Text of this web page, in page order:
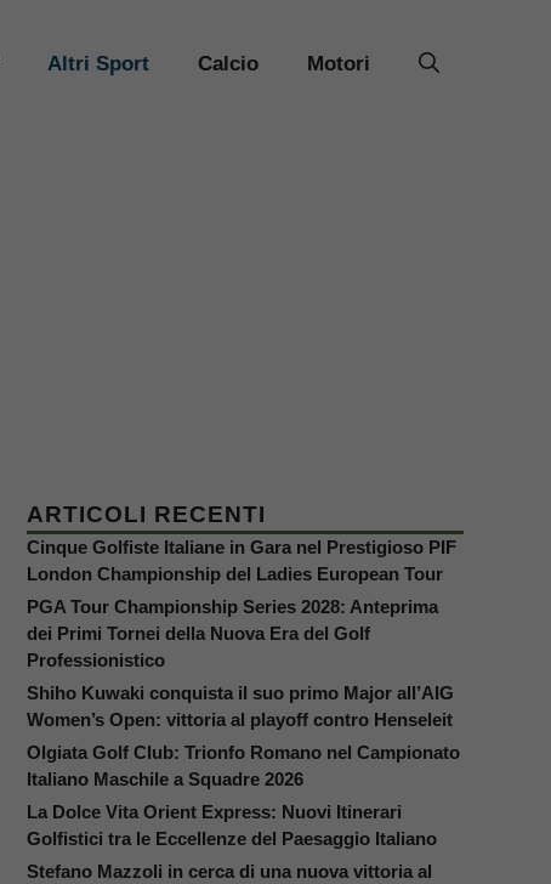
Altri Sport Calcio Motori
ARTICOLI RECENTI
Cinque Golfiste Italiane in Gara nel Prestigioso PIF
London Championship del Ladies European Tour
PGA Tour Championship Series 2028: Anteprima
dei Primi Tornei della Nuova Era del Golf
Professionistico
Shiho Kuwaki conquista il suo primo Major all’AIG
Women’s Open: vittoria al playoff contro Henseleit
Olgiata Golf Club: Trionfo Romano nel Campionato
Italiano Maschile a Squadre 2026
La Dolce Vita Orient Express: Nuovi Itinerari
Golfistici tra le Eccellenze del Paesaggio Italiano
Stefano Mazzoli in cerca di una nuova vittoria al